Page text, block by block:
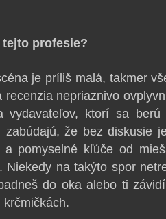
profesie?
je príliš malá, takmer
recenzia nepriaznivo
vydavateľov, ktorí sa
zabúdajú, že bez diskusie
a pomyselné kľúče od
Niekedy na takýto spor
do oka alebo ti
krčmičkách.